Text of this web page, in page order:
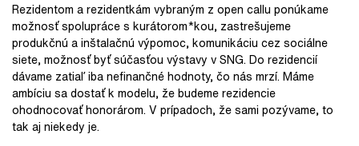
Rezidentom a rezidentkám vybraným z open callu ponúkame
možnosť spolupráce s kurátorom*kou, zastrešujeme
produkčnú a inštalačnú výpomoc, komunikáciu cez sociálne
siete, možnosť byť súčasťou výstavy v SNG. Do rezidencií
dávame zatiaľ iba nefinančné hodnoty, čo nás mrzí. Máme
ambíciu sa dostať k modelu, že budeme rezidencie
ohodnocovať honorárom. V prípadoch, že sami pozývame, to
tak aj niekedy je.